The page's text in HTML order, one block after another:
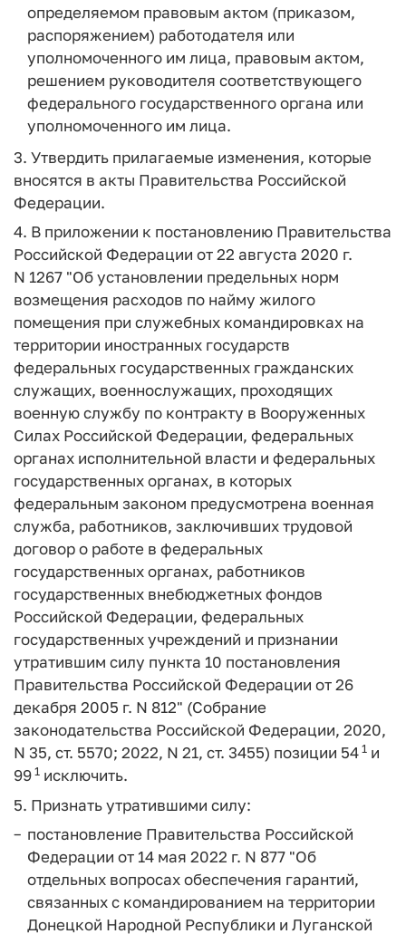
определяемом правовым актом (приказом,
распоряжением) работодателя или
уполномоченного им лица, правовым актом,
решением руководителя соответствующего
федерального государственного органа или
уполномоченного им лица.
3. Утвердить прилагаемые изменения, которые
вносятся в акты Правительства Российской
Федерации.
4. В приложении к постановлению Правительства
Российской Федерации от 22 августа 2020 г.
N 1267 "Об установлении предельных норм
возмещения расходов по найму жилого
помещения при служебных командировках на
территории иностранных государств
федеральных государственных гражданских
служащих, военнослужащих, проходящих
военную службу по контракту в Вооруженных
Силах Российской Федерации, федеральных
органах исполнительной власти и федеральных
государственных органах, в которых
федеральным законом предусмотрена военная
служба, работников, заключивших трудовой
договор о работе в федеральных
государственных органах, работников
государственных внебюджетных фондов
Российской Федерации, федеральных
государственных учреждений и признании
утратившим силу пункта 10 постановления
Правительства Российской Федерации от 26
декабря 2005 г. N 812" (Собрание
законодательства Российской Федерации, 2020,
N 35, ст. 5570; 2022, N 21, ст. 3455) позиции 54 1 и
99 1 исключить.
5. Признать утратившими силу:
постановление Правительства Российской
Федерации от 14 мая 2022 г. N 877 "Об
отдельных вопросах обеспечения гарантий,
связанных с командированием на территории
Донецкой Народной Республики и Луганской